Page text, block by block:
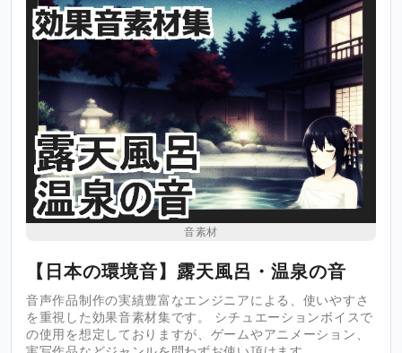
音素材
【日本の環境音】露天風呂・温泉の音
音声作品制作の実績豊富なエンジニアによる、使いやすさ
を重視した効果音素材集です。 シチュエーションボイスで
の使用を想定しておりますが、ゲームやアニメーション、